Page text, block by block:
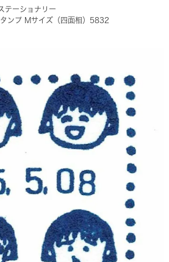
テーショナリー
タンプ Mサイズ（四面相）5832